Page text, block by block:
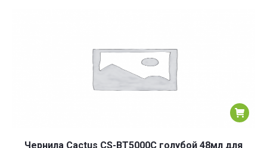
Чернила Cactus CS-BT5000C голубой 48мл для